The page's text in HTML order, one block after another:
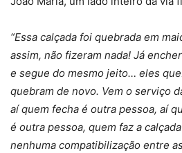
“Essa calçada foi quebrada em
assim, não fizeram nada! Já
e segue do mesmo jeito… eles
quebram de novo. Vem o serviço
aí quem fecha é outra pessoa, aí
é outra pessoa, quem faz a
nenhuma compatibilização entre